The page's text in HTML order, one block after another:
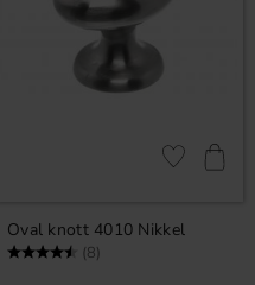
Oval knott 4010 Nikkel
Karakter: (8)
Lagre som